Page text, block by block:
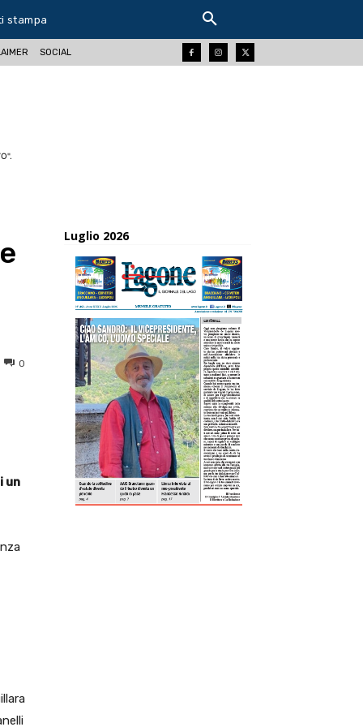
stampa
SOCIAL
0
Tumblr Telegram
un
Luglio 2026